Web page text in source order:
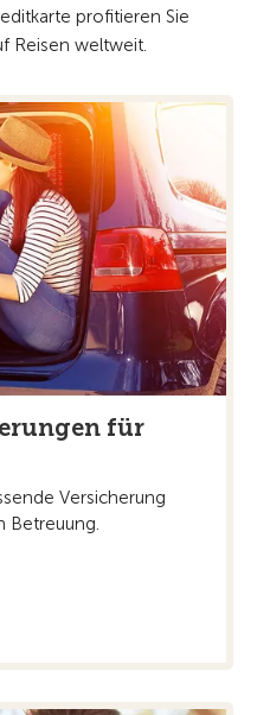
profitieren Sie
Reisen weltweit.
für
Versicherung
Betreuung.